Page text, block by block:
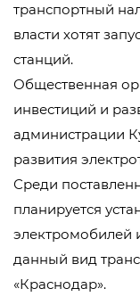
транспортный
власти хотят
станций.
Общественная
инвестиций и
администрации
развития
Среди
планируется
электромобилей
данный вид
«Краснодар».